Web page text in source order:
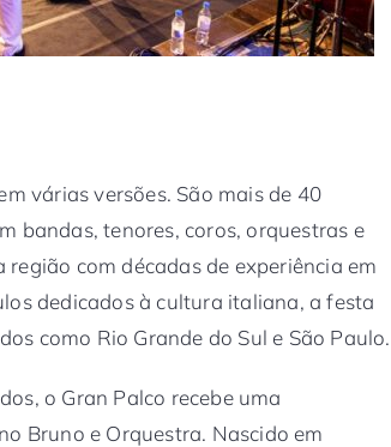
várias versões. São mais de 40
bandas, tenores, coros, orquestras e
com décadas de experiência em
dedicados à cultura italiana, a festa
como Rio Grande do Sul e São Paulo.
o Gran Palco recebe uma
Bruno e Orquestra. Nascido em